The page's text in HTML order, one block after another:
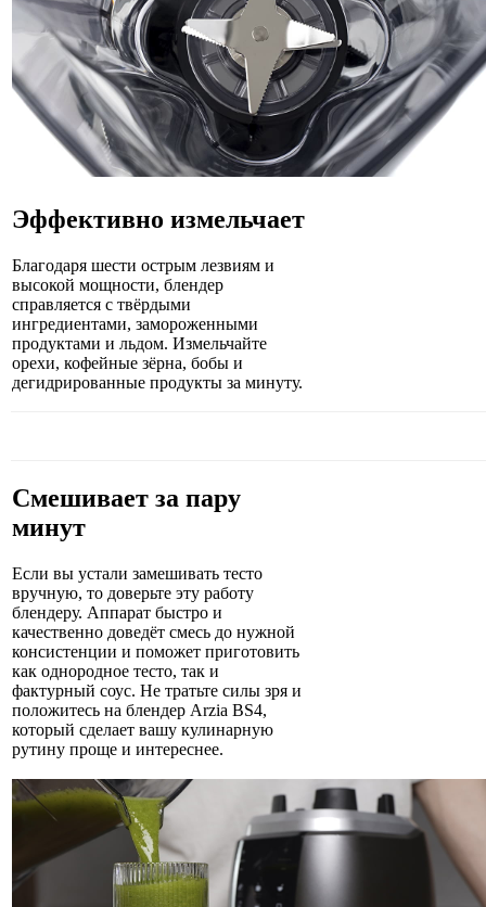
Эффективно измельчает
Благодаря шести острым лезвиям и
высокой мощности, блендер
справляется с твёрдыми
ингредиентами, замороженными
продуктами и льдом. Измельчайте
орехи, кофейные зёрна, бобы и
дегидрированные продукты за минуту.
Смешивает за пару
минут
Если вы устали замешивать тесто
вручную, то доверьте эту работу
блендеру. Аппарат быстро и
качественно доведёт смесь до нужной
консистенции и поможет приготовить
как однородное тесто, так и
фактурный соус. Не тратьте силы зря и
положитесь на блендер Arzia BS4,
который сделает вашу кулинарную
рутину проще и интереснее.